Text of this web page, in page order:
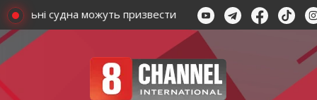
цивільні судна можуть призвести до зростання світових